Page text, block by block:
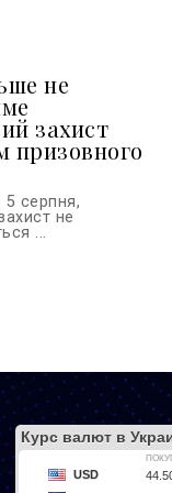
не
захист
призовного
серпня,
не
...